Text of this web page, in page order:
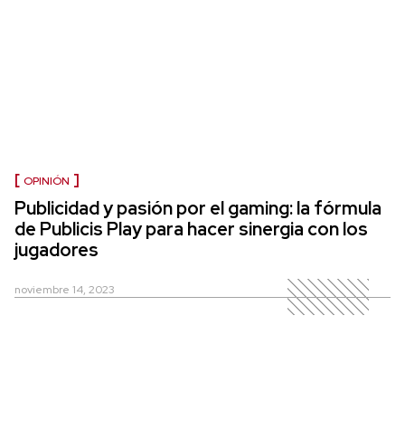
OPINIÓN
Publicidad y pasión por el gaming: la fórmula
de Publicis Play para hacer sinergia con los
jugadores
noviembre 14, 2023